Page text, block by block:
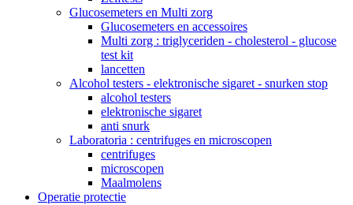
Glucosemeters en Multi zorg
Glucosemeters en accessoires
Multi zorg : triglyceriden - cholesterol - glucose
test kit
lancetten
Alcohol testers - elektronische sigaret - snurken stop
alcohol testers
elektronische sigaret
anti snurk
Laboratoria : centrifuges en microscopen
centrifuges
microscopen
Maalmolens
Operatie protectie